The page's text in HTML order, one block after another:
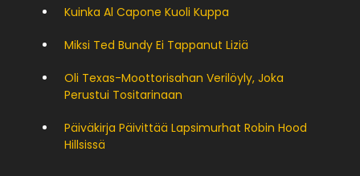
Kuinka Al Capone Kuoli Kuppa
Miksi Ted Bundy Ei Tappanut Liziä
Oli Texas-Moottorisahan Verilöyly, Joka
Perustui Tositarinaan
Päiväkirja Päivittää Lapsimurhat Robin Hood
Hillsissä